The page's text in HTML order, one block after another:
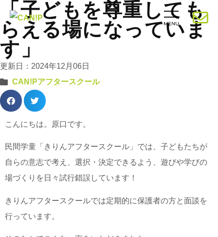
「子どもを尊重しても
らえる場になっていま
す」
更新日：2024年12月06日
CAN!Pアフタースクール
こんにちは。原口です。
民間学童「きりんアフタースクール」では、子どもたちが
自らの意志で考え、選択・決定できるよう、遊びや学びの
場づくりを日々試行錯誤しています！
きりんアフタースクールでは定期的に保護者の方と面談を
行っています。